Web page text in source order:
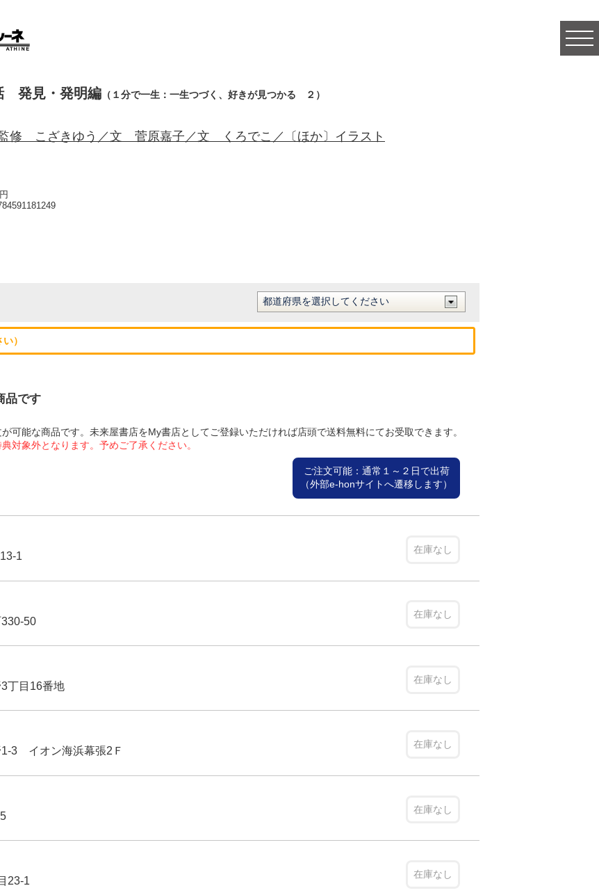
発見・発明編 （１分で一生：一生つづく、好きが見つかる ２）
修 こざきゆう／文 菅原嘉子／文 くろでこ／〔ほか〕イラスト
）
品です
可能な商品です。未来屋書店をMy書店としてご登録いただければ店頭で送料無料にてお受取できます。
対象外となります。予めご了承ください。
ご注文可能：通常１～２日で出荷
（外部e-honサイトへ遷移します）
1
在庫なし
50
在庫なし
丁目16番地
在庫なし
3 イオン海浜幕張2Ｆ
在庫なし
5
在庫なし
23-1
在庫なし